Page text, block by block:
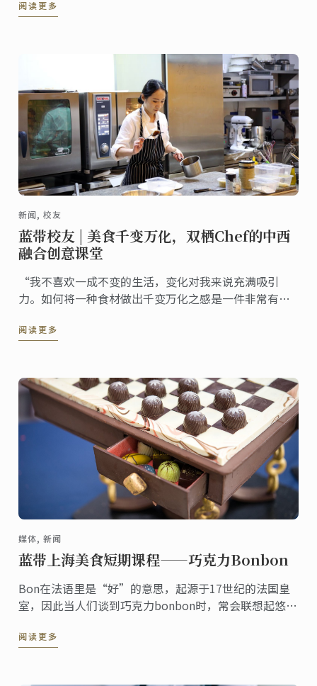
生成功开创并经营自己的餐厅、甜品店或食品企业。
阅读更多
新闻, 校友
蓝带校友 | 美食千变万化，双栖Chef的中西
融合创意课堂
“我不喜欢一成不变的生活，变化对我来说充满吸引
力。如何将一种食材做出千变万化之感是一件非常有挑
大文凭专业毕业校友joey（陈荟君）为蓝带学员们演示
阅读更多
媒体, 新闻
蓝带上海美食短期课程——巧克力Bonbon
Bon在法语里是“好”的意思，起源于17世纪的法国皇
室，因此当人们谈到巧克力bonbon时，常会联想起悠闲
巧克力bonbon是一种圆形的巧克力糖果，醇厚的巧克力
阅读更多